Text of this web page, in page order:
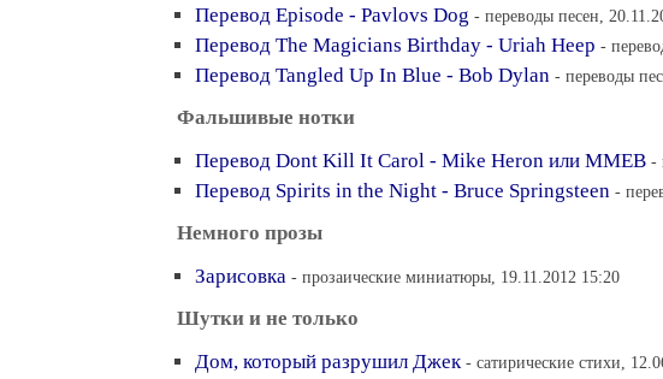
Перевод Episode - Pavlovs Dog - переводы песен,
Перевод The Magicians Birthday - Uriah Heep -
Перевод Tangled Up In Blue - Bob Dylan - переводы
Фальшивые нотки
Перевод Dont Kill It Carol - Mike Heron или MMEB -
Перевод Spirits in the Night - Bruce Springsteen -
Немного прозы
Зарисовка - прозаические миниатюры, 19.11.2012 15:20
Шутки и не только
Дом, который разрушил Джек - сатирические стихи,